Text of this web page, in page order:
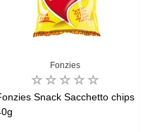
Fonzies
Snack Sacchetto chips